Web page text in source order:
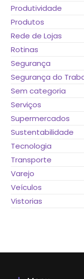
Produtividade
Produtos
Rede de Lojas
Rotinas
Segurança
Segurança do
Sem categoria
Serviços
Supermercados
Sustentabilidade
Tecnologia
Transporte
Varejo
Veículos
Vistorias